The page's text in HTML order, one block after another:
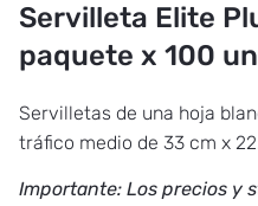
Servilleta Elite
paquete x 100
Servilletas de una hoja
tráfico medio de 33 cm x
Importante: Los precios y